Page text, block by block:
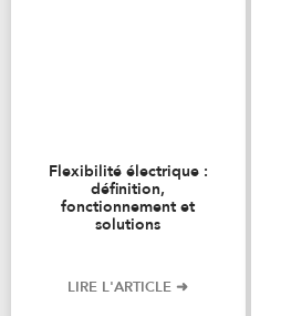
Flexibilité électrique :
définition,
fonctionnement et
solutions
LIRE L'ARTICLE ➜